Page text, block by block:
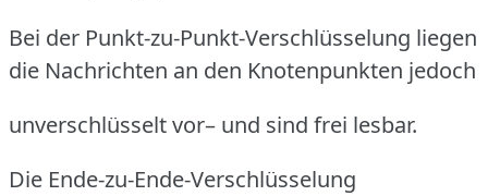
Bei der Punkt-zu-Punkt-Verschlüsselung liegen
die Nachrichten an den Knotenpunkten jedoch
unverschlüsselt vor– und sind frei lesbar.
Die Ende-zu-Ende-Verschlüsselung